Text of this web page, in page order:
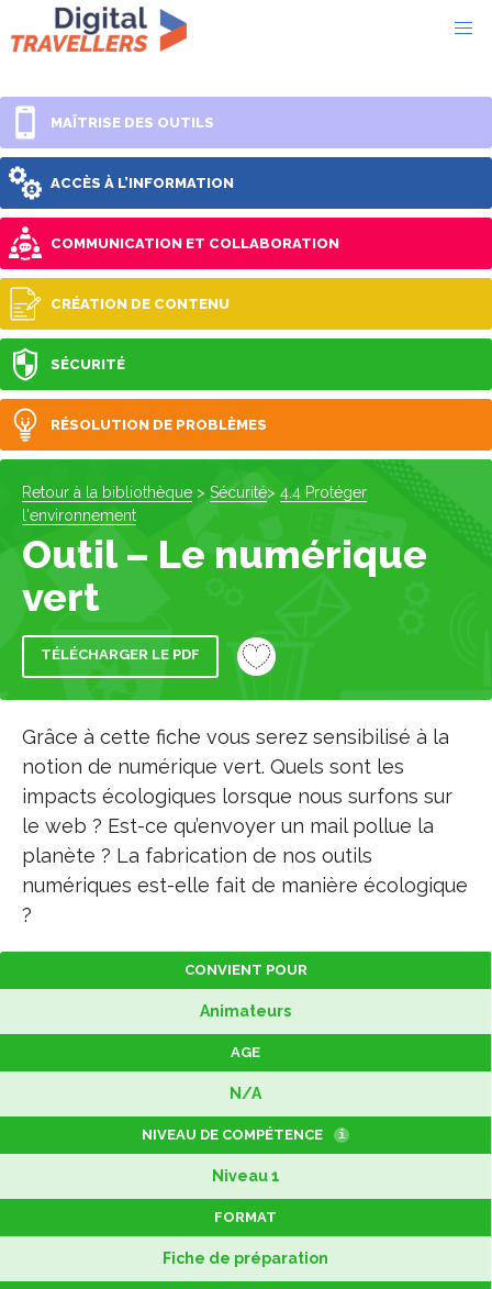
MAÎTRISE DES OUTILS
ACCÈS À L’INFORMATION
COMMUNICATION ET COLLABORATION
CRÉATION DE CONTENU
SÉCURITÉ
RÉSOLUTION DE PROBLÈMES
Retour à la bibliothèque > Sécurité> 4.4 Protéger
l'environnement
Outil – Le numérique
vert
TÉLÉCHARGER LE PDF
Grâce à cette fiche vous serez sensibilisé à la
notion de numérique vert. Quels sont les
impacts écologiques lorsque nous surfons sur
le web ? Est-ce qu’envoyer un mail pollue la
planète ? La fabrication de nos outils
numériques est-elle fait de manière écologique
?
CONVIENT POUR
Animateurs
AGE
N/A
NIVEAU DE COMPÉTENCE i
Niveau 1
FORMAT
Fiche de préparation